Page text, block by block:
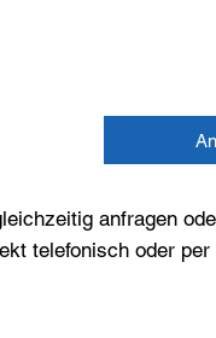
anfragen
telefonisch oder